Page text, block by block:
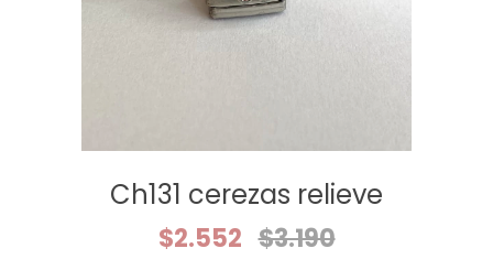
Ch131 cerezas relieve
$2.552 $3.190